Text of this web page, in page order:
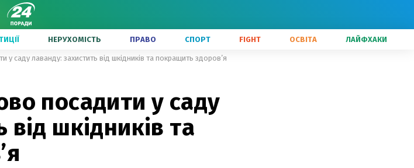
НЕРУХОМІСТЬ ПРАВО СПОРТ FIGHT ОСВІТА ЛАЙФХАКИ
саду лаванду: захистить від шкідників та покращить здоров’я
посадити у саду
шкідників та